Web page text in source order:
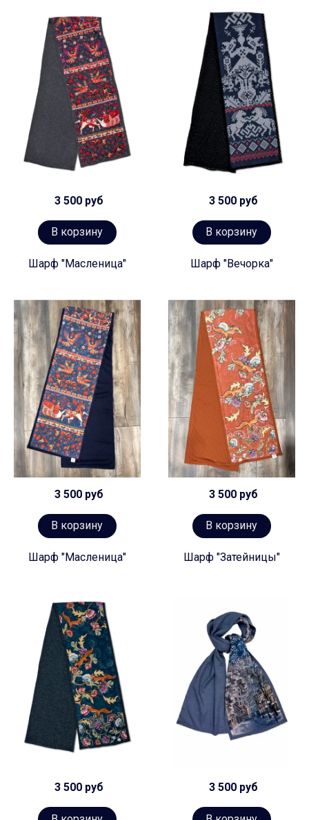
3 500 руб
В корзину
Шарф "Масленица"
3 500 руб
В корзину
Шарф "Вечорка"
3 500 руб
В корзину
Шарф "Масленица"
3 500 руб
В корзину
Шарф "Затейницы"
3 500 руб 3 500 руб